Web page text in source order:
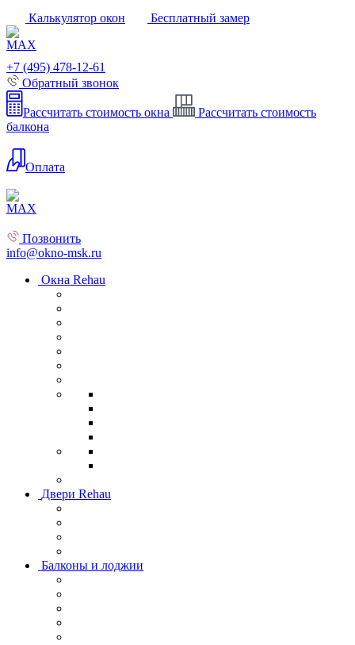
Калькулятор окон Бесплатный замер
+7 (495) 478-12-61
Обратный звонок
Рассчитать стоимость окна
Рассчитать стоимость
балкона
Оплата
Позвонить
info@okno-msk.ru
Окна Rehau
Двери Rehau
Балконы и лоджии